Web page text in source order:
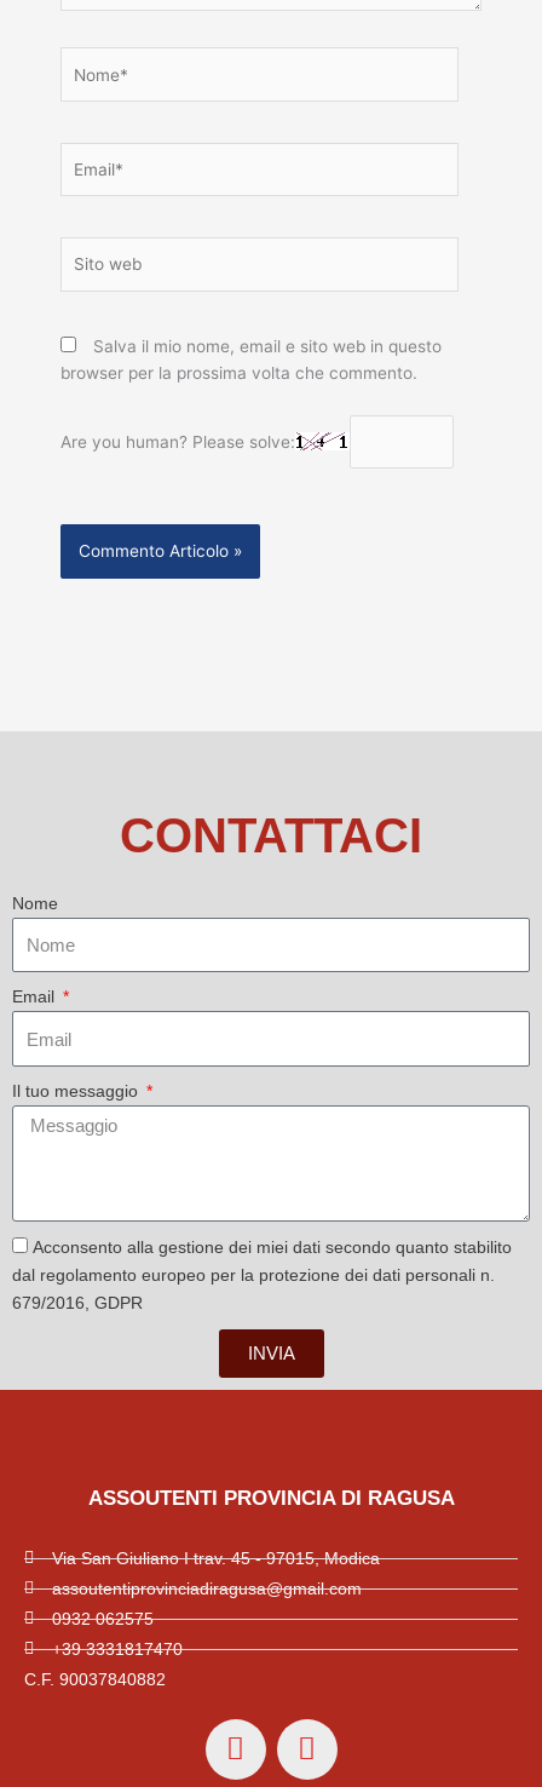
web
Salva il mio nome, email e sito web in questo
browser per la prossima volta che commento.
Are you human? Please solve:
CONTATTACI
Nome
Email
Il tuo messaggio
Acconsento alla gestione dei miei dati secondo quanto stabilito
dal regolamento europeo per la protezione dei dati personali n.
679/2016, GDPR
INVIA
ASSOUTENTI PROVINCIA DI RAGUSA
Via San Giuliano I trav. 45 - 97015, Modica
assoutentiprovinciadiragusa@gmail.com
0932 062575
+39 3331817470
C.F. 90037840882
E
n
P
h